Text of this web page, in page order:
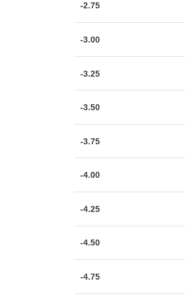
-2.75
-3.00
-3.25
-3.50
-3.75
-4.00
-4.25
-4.50
-4.75